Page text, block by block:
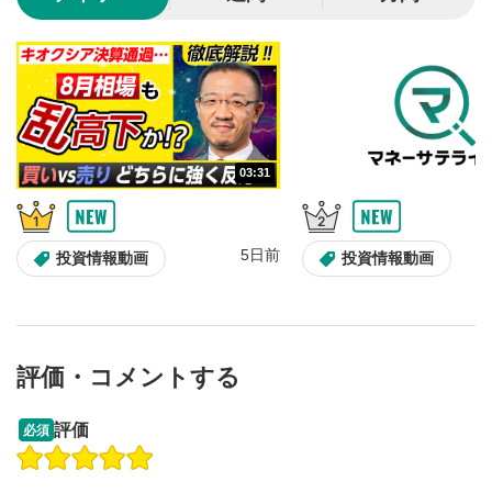
のサイズに戻ります。
03:31
投資情報動画 5日前 投資情報動画
操作説明動画
評価・コメントする
必須 評価